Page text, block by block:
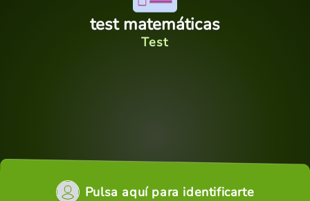
test matemáticas
Test
Pulsa aquí para identificarte